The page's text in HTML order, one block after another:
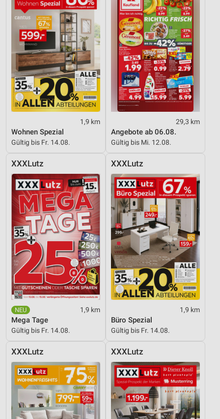
1,9 km
Wohnen Spezial
Gültig bis Fr. 14.08.
29,3 km
Angebote ab 06.08.
Gültig bis Mi. 12.08.
XXXLutz
1,9 km
Mega Tage
Gültig bis Fr. 14.08.
XXXLutz
1,9 km
Büro Spezial
Gültig bis Fr. 14.08.
XXXLutz XXXLutz